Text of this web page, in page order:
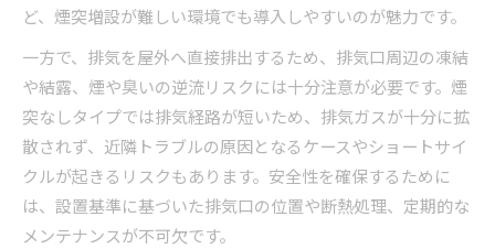
ど、煙突増設が難しい環境でも導入しやすいのが魅力です。
一方で、排気を屋外へ直接排出するため、排気口周辺の凍結
や結露、煙や臭いの逆流リスクには十分注意が必要です。煙
突なしタイプでは排気経路が短いため、排気ガスが十分に拡
散されず、近隣トラブルの原因となるケースやショートサイ
クルが起きるリスクもあります。安全性を確保するために
は、設置基準に基づいた排気口の位置や断熱処理、定期的な
メンテナンスが不可欠です。